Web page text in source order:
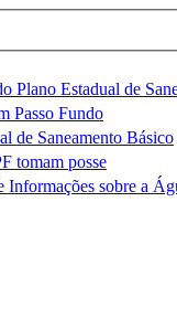
Plano Estadual de
Passo Fundo
de Saneamento Básico
tomam posse
Informações sobre a